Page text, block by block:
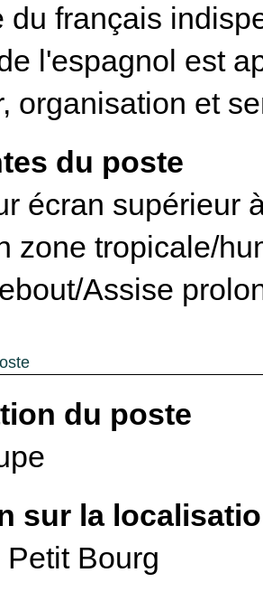
du français
l'espagnol est
organisation et
du poste
écran supérieur
zone tropicale/
Assise
du poste
sur la
Bourg